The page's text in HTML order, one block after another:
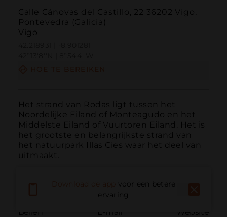
Calle Cánovas del Castillo, 22 36202 Vigo,
Pontevedra (Galicia)
Vigo
Het strand van Rodas ligt tussen het
Noordelijke Eiland of Monteagudo en het
Middelste Eiland of Vuurtoren Eiland. Het is
het grootste en belangrijkste strand van
het natuurpark Illas Cies waar het deel van
uitmaakt.
Bellen E-mail Website
voor een betere
ervaring